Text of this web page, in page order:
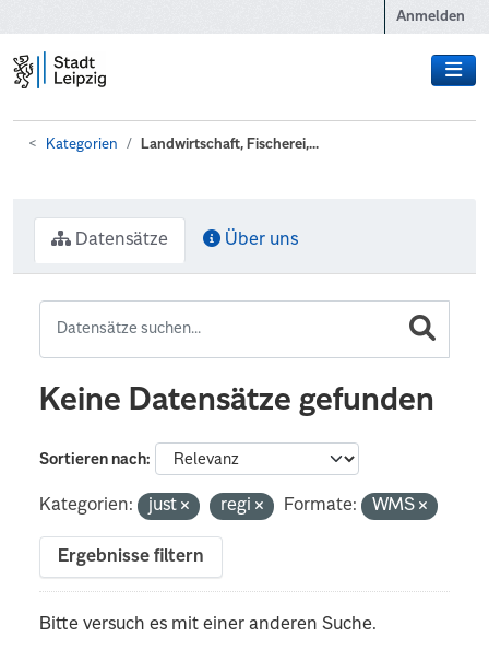
Anmelden
Kategorien Landwirtschaft, Fischerei,...
Datensätze Über uns
Keine Datensätze gefunden
Sortieren nach
Kategorien: just regi Formate: WMS
Ergebnisse filtern
Bitte versuch es mit einer anderen Suche.